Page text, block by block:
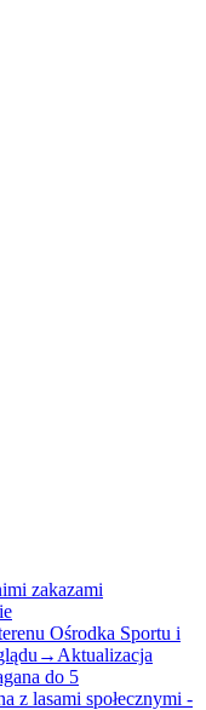
zakazami
Ośrodka Sportu i
→ Aktualizacja
do 5
z lasami społecznymi -